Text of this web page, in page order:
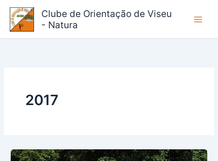
Skip
content
Clube de Orientação de Viseu
- Natura
2017